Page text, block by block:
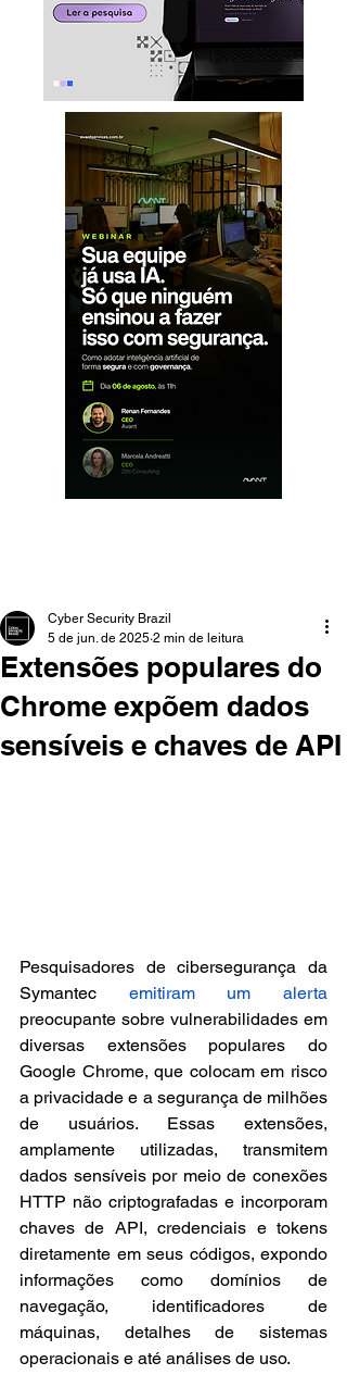
Extensões populares do
Chrome expõem dados
sensíveis e chaves de API
Cyber Security Brazil
5 de jun. de 2025 2 min de leitura
Pesquisadores de cibersegurança da
Symantec emitiram um alerta
preocupante sobre vulnerabilidades em
diversas extensões populares do
Google Chrome, que colocam em risco
a privacidade e a segurança de milhões
de usuários. Essas extensões,
amplamente utilizadas, transmitem
dados sensíveis por meio de conexões
HTTP não criptografadas e incorporam
chaves de API, credenciais e tokens
diretamente em seus códigos, expondo
informações como domínios de
navegação, identificadores de
máquinas, detalhes de sistemas
operacionais e até análises de uso.